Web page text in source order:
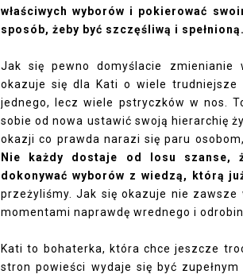
właściwych wyborów i pokierować
sposób, żeby być szczęśliwą i spełnioną.
Jak się pewno domyślacie zmienianie
okazuje się dla Kati o wiele trudniejsze
jednego, lecz wiele pstryczków w nos.
sobie od nowa ustawić swoją hierarchię
okazji co prawda narazi się paru
Nie każdy dostaje od losu
dokonywać wyborów z wiedzą, którą
przeżyliśmy. Jak się okazuje nie
momentami naprawdę wrednego i
Kati to bohaterka, która chce jeszcze
stron powieści wydaje się być